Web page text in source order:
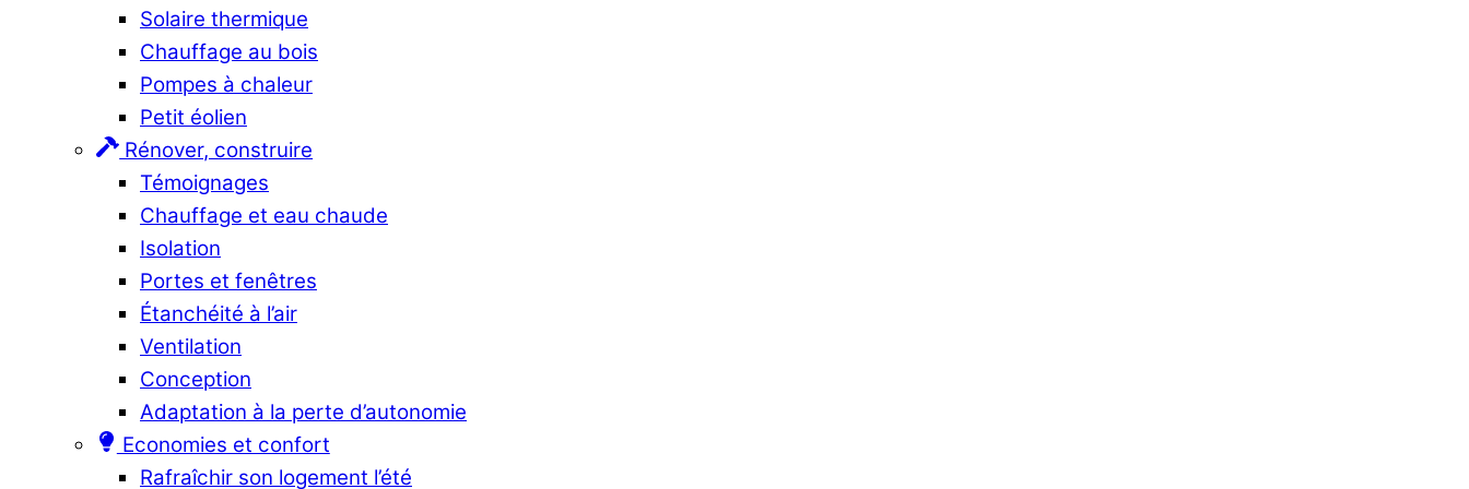
Solaire thermique
Chauffage au bois
Pompes à chaleur
Petit éolien
Rénover, construire
Témoignages
Chauffage et eau chaude
Isolation
Portes et fenêtres
Étanchéité à l’air
Ventilation
Conception
Adaptation à la perte d’autonomie
Economies et confort
Rafraîchir son logement l’été